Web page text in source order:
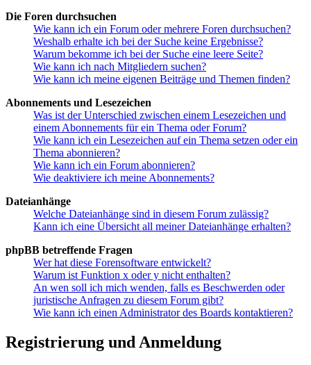
Die Foren durchsuchen
Wie kann ich ein Forum oder mehrere Foren durchsuchen?
Weshalb erhalte ich bei der Suche keine Ergebnisse?
Warum bekomme ich bei der Suche eine leere Seite?
Wie kann ich nach Mitgliedern suchen?
Wie kann ich meine eigenen Beiträge und Themen finden?
Abonnements und Lesezeichen
Was ist der Unterschied zwischen einem Lesezeichen und
einem Abonnements für ein Thema oder Forum?
Wie kann ich ein Lesezeichen auf ein Thema setzen oder ein
Thema abonnieren?
Wie kann ich ein Forum abonnieren?
Wie deaktiviere ich meine Abonnements?
Dateianhänge
Welche Dateianhänge sind in diesem Forum zulässig?
Kann ich eine Übersicht all meiner Dateianhänge erhalten?
phpBB betreffende Fragen
Wer hat diese Forensoftware entwickelt?
Warum ist Funktion x oder y nicht enthalten?
An wen soll ich mich wenden, falls es Beschwerden oder
juristische Anfragen zu diesem Forum gibt?
Wie kann ich einen Administrator des Boards kontaktieren?
Registrierung und Anmeldung